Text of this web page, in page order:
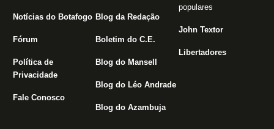
Notícias do Botafogo
Fórum
Política de
Privacidade
Fale Conosco
Blog da Redação
Boletim do C.E.
Blog do Mansell
Blog do Léo Andrade
Blog do Azambuja
populares
John Textor
Libertadores